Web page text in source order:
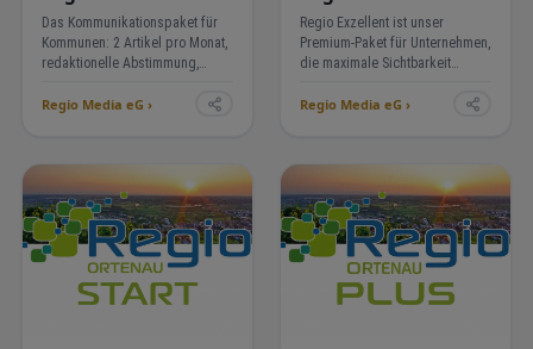
Das Kommunikationspaket für
Kommunen: 2 Artikel pro Monat,
redaktionelle Abstimmung,
ortenau.de, Social Media,
Regio Media eG ›
Regio Exzellent ist unser
Premium-Paket für Unternehmen,
die maximale Sichtbarkeit
Contenterstellung, regelmäßigen
Reichweite in der O…
Regio Media eG ›